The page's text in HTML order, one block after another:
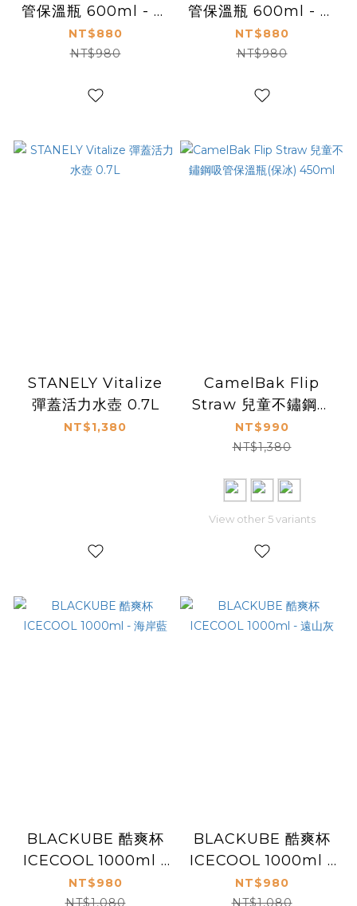
管保溫瓶 600ml - 哈
哈彩虹島 (附背帶+吊
飾)
NT$880
NT$980
管保溫瓶 600ml - 恐
龍大巡遊 (附背帶+吊
飾)
NT$880
NT$980
STANELY Vitalize
彈蓋活力水壺 0.7L
NT$1,380
CamelBak Flip
Straw 兒童不鏽鋼吸
管保溫瓶(保冰)
450ml
NT$990
NT$1,380
View other 5 variants
BLACKUBE 酷爽杯
ICECOOL 1000ml -
海岸藍
NT$980
NT$1,080
BLACKUBE 酷爽杯
ICECOOL 1000ml -
遠山灰
NT$980
NT$1,080